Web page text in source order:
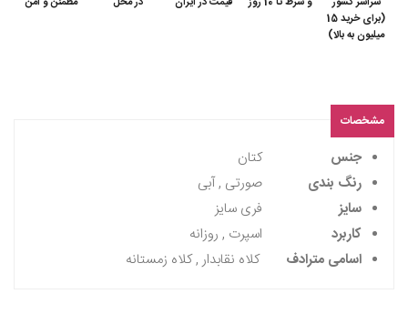
(برای خرید 15
میلیون به بالا)
مشخصات
جنس
کتان
رنگ بندی
صورتی , آبی
سایز
فری سایز
کاربرد
اسپرت , روزانه
اسامی مترادف
کلاه نقابدار , کلاه زمستانه